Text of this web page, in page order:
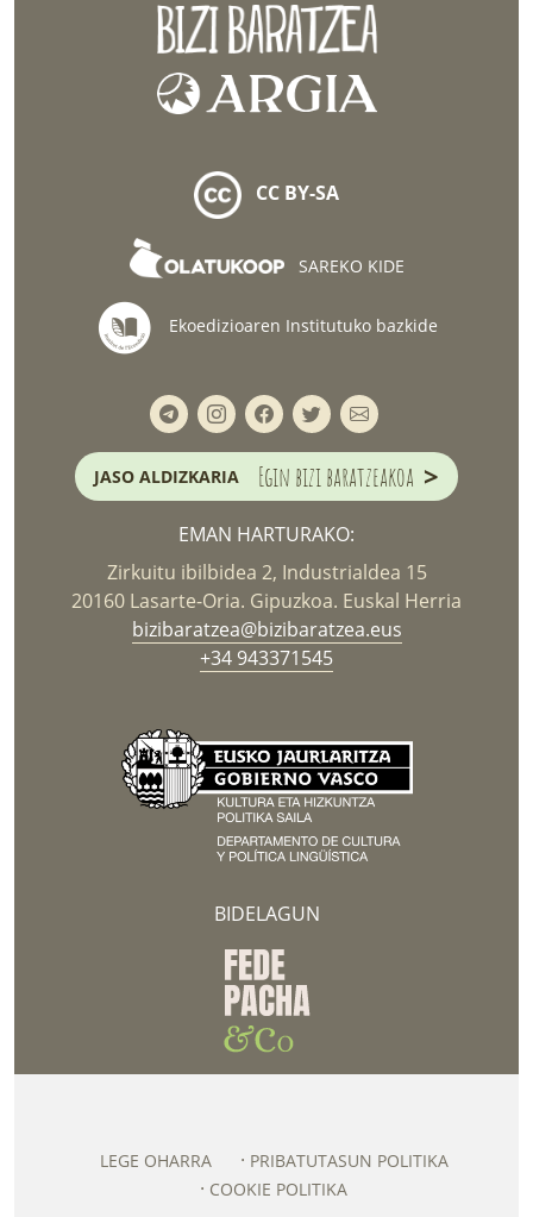
CC BY-SA
SAREKO KIDE
Ekoedizioaren Institutuko bazkide
JASO ALDIZKARIA Egin bizi baratzeakoa >
EMAN HARTURAKO:
Zirkuitu ibilbidea 2, Industrialdea 15
20160 Lasarte-Oria. Gipuzkoa. Euskal Herria
bizibaratzea@bizibaratzea.eus
+34 943371545
BIDELAGUN
LEGE OHARRA
PRIBATUTASUN POLITIKA
COOKIE POLITIKA